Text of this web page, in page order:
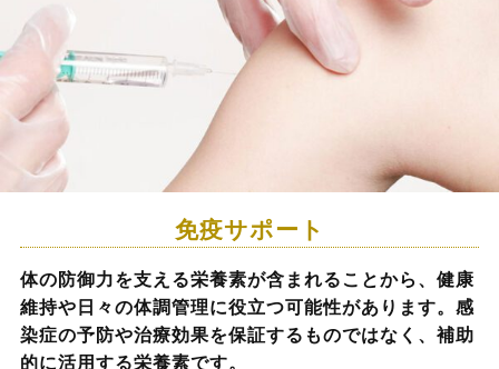
免疫サポート
体の防御力を支える栄養素が含まれることから、健康
維持や日々の体調管理に役立つ可能性があります。感
染症の予防や治療効果を保証するものではなく、補助
的に活用する栄養素です。